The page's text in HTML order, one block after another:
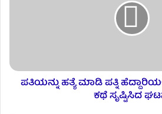
ಪತಿಯನ್ನು ಹತ್ಯೆ ಮಾಡಿ ಪತ್ನಿ
ಕಥೆ ಸೃಷ್ಟಿಸಿದ